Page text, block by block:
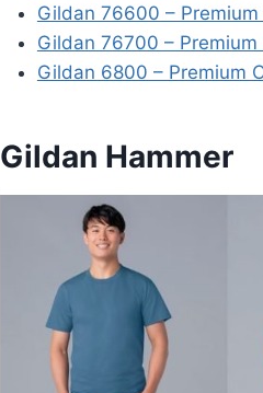
Gildan 76600 – Premium
Gildan 76700 – Premium
Gildan 6800 – Premium
Gildan Hammer